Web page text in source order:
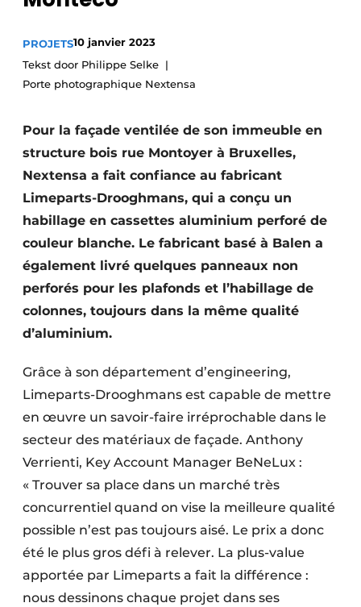
Video’s
Construction bois
Contrôle d’accès
Éclairage
Fondations
Façades
Géotextiles
Infrastructures souterraines et égouttage
Protection solaire
Rénovation
Sécurité incendie
Software
Techniques ferroviaires
Travaux ferroviaires
PROJETS10 janvier 2023
Tekst door Philippe Selke
Porte photographique Nextensa
Pour la façade ventilée de son immeuble en
structure bois rue Montoyer à Bruxelles,
Nextensa a fait confiance au fabricant
Limeparts-Drooghmans, qui a conçu un
habillage en cassettes aluminium perforé de
couleur blanche. Le fabricant basé à Balen a
également livré quelques panneaux non
perforés pour les plafonds et l’habillage de
colonnes, toujours dans la même qualité
d’aluminium.
Grâce à son département d’engineering,
Limeparts-Drooghmans est capable de mettre
en œuvre un savoir-faire irréprochable dans le
secteur des matériaux de façade. Anthony
Verrienti, Key Account Manager BeNeLux :
« Trouver sa place dans un marché très
concurrentiel quand on vise la meilleure qualité
possible n’est pas toujours aisé. Le prix a donc
été le plus gros défi à relever. La plus-value
apportée par Limeparts a fait la différence :
nous dessinons chaque projet dans ses